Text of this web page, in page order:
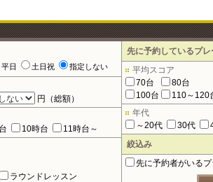
平日 土日祝 指定しない
円（総額）
10時台
11時台～
ラウンドレッスン
先に予約しているプ
平均スコア
70台
80台
100台
110～120
年代
～20代
30代
絞込み
先に予約者がいるプ